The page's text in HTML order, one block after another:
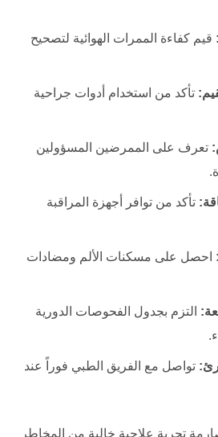
قيم كفاءة الممرات الهوائية لتصحيح
تأكد من استخدام أدوات جراحية
تعرف على الممرضين المسؤولين
تأكد من توافر أجهزة المراقبة
احصل على مسكنات الألم ومضادات
التزم بجدول الفحوصات الدورية
تواصل مع الفريق الطبي فوراً عند
تجربة علاجية خالية من المخاطر